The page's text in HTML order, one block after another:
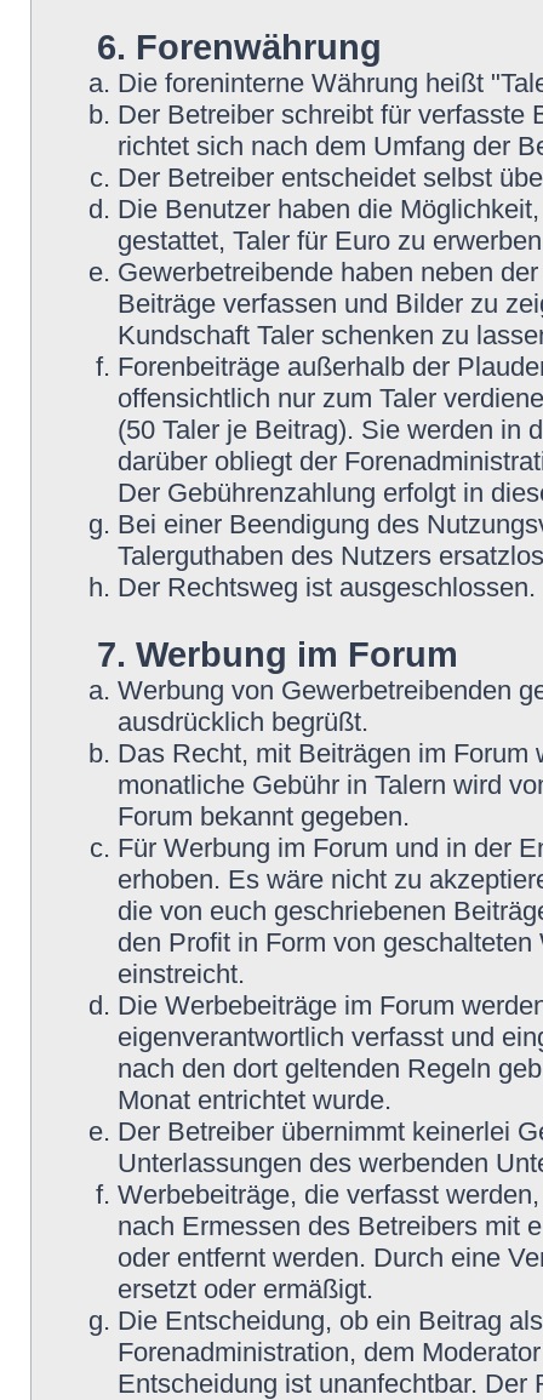
6. Forenwährung
Die foreninterne Währung heißt
Der Betreiber schreibt für verfasste
richtet sich nach dem Umfang der
Der Betreiber entscheidet selbst
Die Benutzer haben die
gestattet, Taler für Euro zu
Gewerbetreibende haben neben
Beiträge verfassen und Bilder zu
Kundschaft Taler schenken zu
Forenbeiträge außerhalb der
offensichtlich nur zum Taler
(50 Taler je Beitrag). Sie werden in
darüber obliegt der
Der Gebührenzahlung erfolgt in
Bei einer Beendigung des
Talerguthaben des Nutzers
Der Rechtsweg ist ausgeschlossen.
7. Werbung im Forum
Werbung von Gewerbetreibenden
ausdrücklich begrüßt.
Das Recht, mit Beiträgen im
monatliche Gebühr in Talern wird
Forum bekannt gegeben.
Für Werbung im Forum und in der
erhoben. Es wäre nicht zu
die von euch geschriebenen
den Profit in Form von
einstreicht.
Die Werbebeiträge im Forum
eigenverantwortlich verfasst und
nach den dort geltenden Regeln
Monat entrichtet wurde.
Der Betreiber übernimmt keinerlei
Unterlassungen des werbenden
Werbebeiträge, die verfasst
nach Ermessen des Betreibers mit
oder entfernt werden. Durch eine
ersetzt oder ermäßigt.
Die Entscheidung, ob ein Beitrag
Forenadministration, dem
Entscheidung ist unanfechtbar.